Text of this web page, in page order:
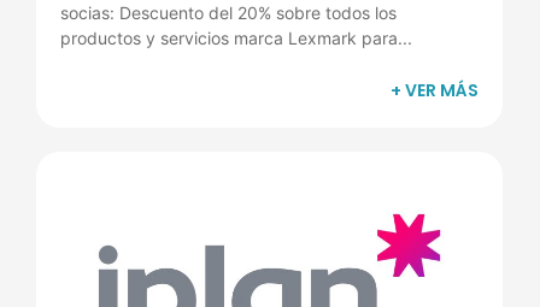
socias: Descuento del 20% sobre todos los
productos y servicios marca Lexmark para...
+ VER MÁS